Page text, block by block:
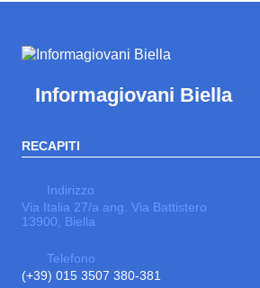
Informagiovani Biella
RECAPITI
Indirizzo
Via Italia 27/a ang. Via Battistero
13900, Biella
Telefono
(+39) 015 3507 380-381